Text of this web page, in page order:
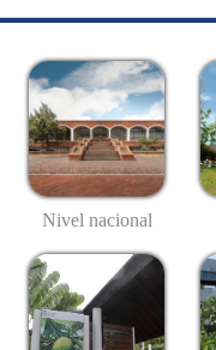
Nivel nacional